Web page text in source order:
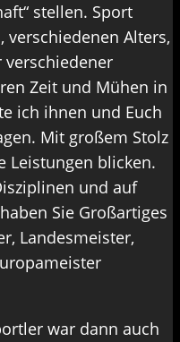
stellen. Sport
verschiedenen Alters,
Zeit und Mühen in
ich ihnen und Euch
Mit großem Stolz
Leistungen blicken.
und auf
Sie Großartiges
Landesmeister,
war dann auch